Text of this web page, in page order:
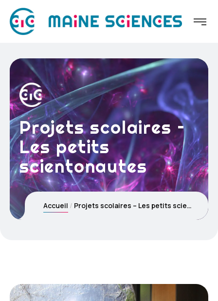
Projets scolaires –
Les petits
scientonautes
Accueil Projets scolaires – Les petits scientonautes